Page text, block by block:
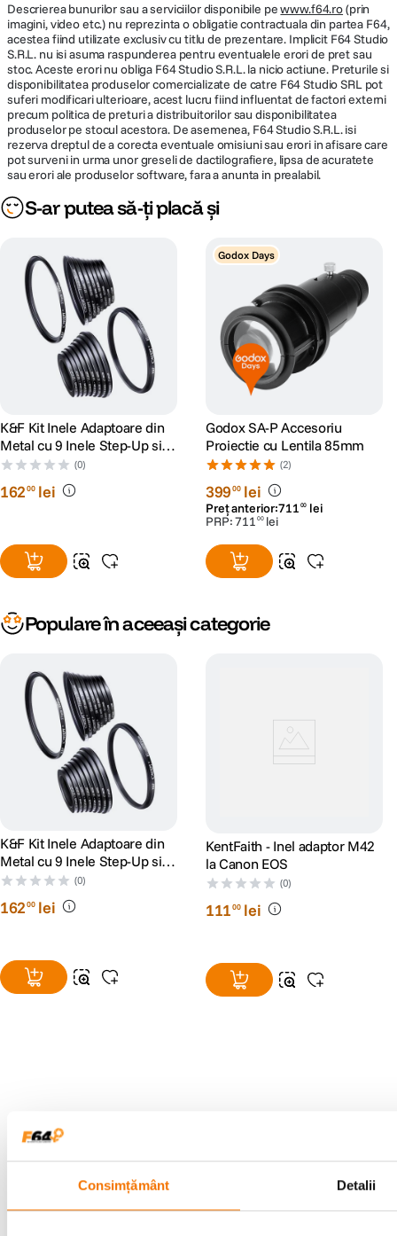
Consimțământ Detalii
Descrierea bunurilor sau a serviciilor disponibile pewww.f64.ro(prin
imagini, video etc.) nu reprezinta o obligatie contractuala din partea F64,
acestea fiind utilizate exclusiv cu titlu de prezentare. Implicit F64 Studio
S.R.L. nu isi asuma raspunderea pentru eventualele erori de pret sau
stoc. Aceste erori nu obliga F64 Studio S.R.L. la nicio actiune. Preturile si
disponibilitatea produselor comercializate de catre F64 Studio SRL pot
suferi modificari ulterioare, acest lucru fiind influentat de factori externi
precum politica de preturi a distribuitorilor sau disponibilitatea
produselor pe stocul acestora. De asemenea, F64 Studio S.R.L. isi
rezerva dreptul de a corecta eventuale omisiuni sau erori in afisare care
pot surveni in urma unor greseli de dactilografiere, lipsa de acuratete
sau erori ale produselor software, fara a anunta in prealabil.
S-ar putea să-ți placă și
K&F Kit Inele Adaptoare din
Metal cu 9 Inele Step-Up si 9
Inele Step-Down
(0)
16200 lei
Godox Days
Godox SA-P Accesoriu
Proiectie cu Lentila 85mm
(2)
39900 lei
Preț anterior:711 00 lei
PRP:711 00 lei
Populare în aceeași categorie
K&F Kit Inele Adaptoare din
Metal cu 9 Inele Step-Up si 9
Inele Step-Down
(0)
16200 lei
KentFaith - Inel adaptor M42
la Canon EOS
(0)
11100 lei